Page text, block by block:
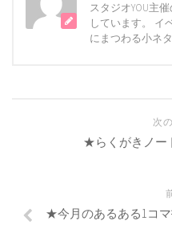
スタジオYOU主
しています。 イ
にまつわる小ネ
次
★らくがきノー
★今月のあるある1コ